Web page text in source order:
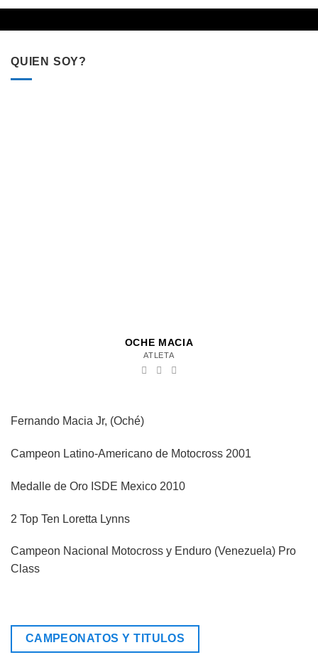
QUIEN SOY?
OCHE MACIA
ATLETA
Fernando Macia Jr, (Oché)
Campeon Latino-Americano de Motocross 2001
Medalle de Oro ISDE Mexico 2010
2 Top Ten Loretta Lynns
Campeon Nacional Motocross y Enduro (Venezuela) Pro
Class
CAMPEONATOS Y TITULOS